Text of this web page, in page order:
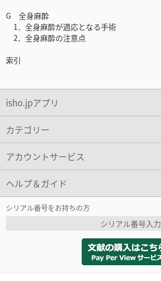
G 全身麻酔
1．全身麻酔が適応となる手術
2．全身麻酔の注意点
索引
isho.jpアプリ
カテゴリー
アカウントサービス
ヘルプ＆ガイド
シリアル番号をお持ちの方
シリアル番号入力